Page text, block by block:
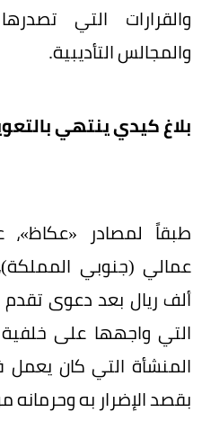
والقرارات التي
والمجالس التأديبية.
بلاغ كيدي ينتهي
طبقاً لمصادر
ألف ريال بعد دعوى تقدم
التي واجهها على
المنشأة التي كان يعمل
بقصد الإضرار به